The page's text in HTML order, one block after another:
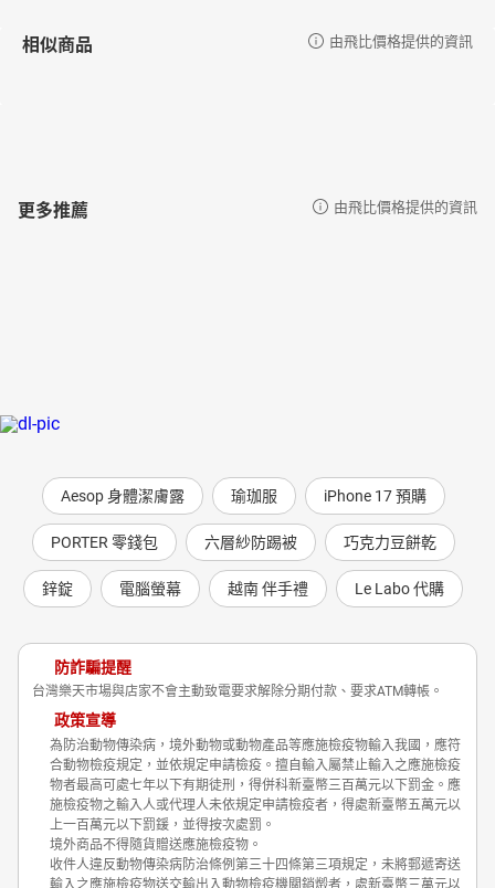
相似商品 由飛比價格提供的資訊
更多推薦 由飛比價格提供的資訊
Aesop 身體潔膚露 瑜珈服 iPhone 17 預購
PORTER 零錢包 六層紗防踢被 巧克力豆餅乾
鋅錠 電腦螢幕 越南 伴手禮 Le Labo 代購
防詐騙提醒
台灣樂天市場與店家不會主動致電要求解除分期付款、要求ATM轉帳。
政策宣導
為防治動物傳染病，境外動物或動物產品等應施檢疫物輸入我國，應符
合動物檢疫規定，並依規定申請檢疫。擅自輸入屬禁止輸入之應施檢疫
物者最高可處七年以下有期徒刑，得併科新臺幣三百萬元以下罰金。應
施檢疫物之輸入人或代理人未依規定申請檢疫者，得處新臺幣五萬元以
上一百萬元以下罰鍰，並得按次處罰。
境外商品不得隨貨贈送應施檢疫物。
收件人違反動物傳染病防治條例第三十四條第三項規定，未將郵遞寄送
輸入之應施檢疫物送交輸出入動物檢疫機關銷燬者，處新臺幣三萬元以